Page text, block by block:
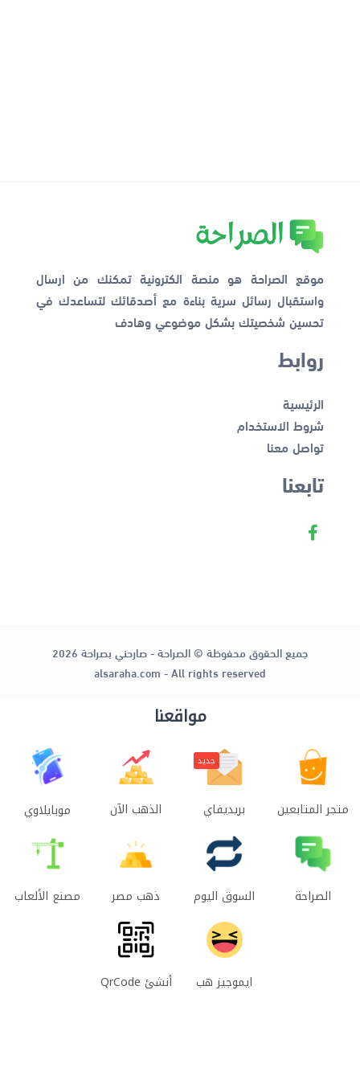
موقع الصراحة هو منصة الكترونية تمكنك من ارسال
واستقبال رسائل سرية بناءة مع أصدقائك لتساعدك في
تحسين شخصيتك بشكل موضوعي وهادف
روابط
الرئيسية
شروط الاستخدام
تواصل معنا
تابعنا
جميع الحقوق محفوظة © الصراحة - صارحني بصراحة 2026
alsaraha.com - All rights reserved